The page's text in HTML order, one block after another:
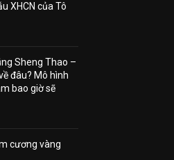
XHCN của Tô
Sheng Thao –
đâu? Mô hình
bao giờ sẽ
cương vàng